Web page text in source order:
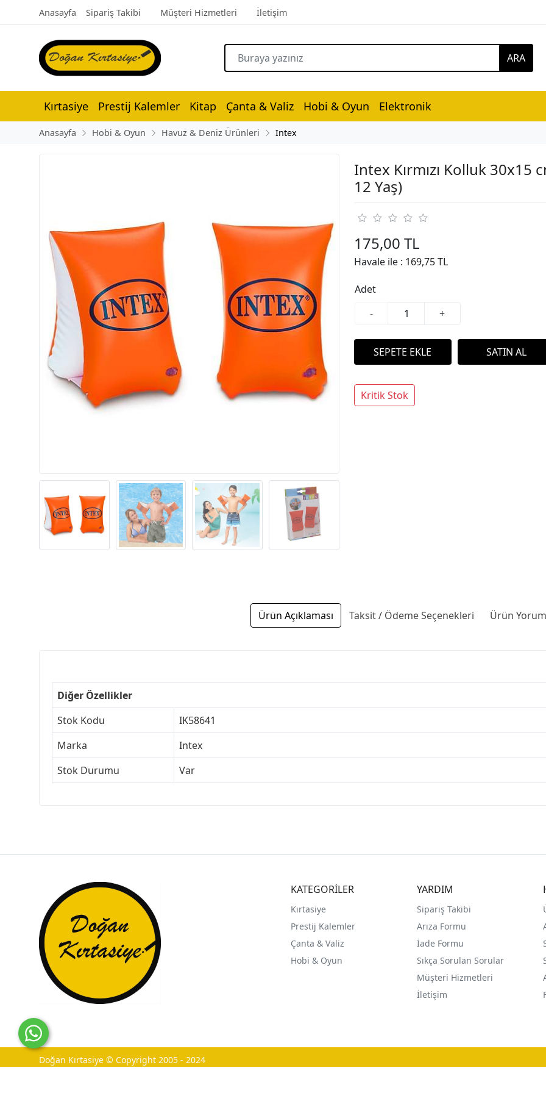
Anasayfa Sipariş Takibi Müşteri Hizmetleri İletişim
ARA
Kırtasiye Prestij Kalemler Kitap Çanta & Valiz Hobi & Oyun Elektronik
Anasayfa Hobi & Oyun Havuz & Deniz Ürünleri Intex
Intex Kırmızı Kolluk 30x15
12 Yaş)
175,00 TL
Havale ile : 169,75 TL
Adet
-
+
Kritik Stok
Ürün Açıklaması Taksit / Ödeme Seçenekleri Ürün
Diğer Özellikler
Stok Kodu
IK58641
Marka
Intex
Stok Durumu
Var
KATEGORİLER
Kırtasiye
Prestij Kalemler
Çanta & Valiz
Hobi & Oyun
YARDIM
Sipariş Takibi
Arıza Formu
İade Formu
Sıkça Sorulan Sorular
Müşteri Hizmetleri
İletişim
Doğan Kırtasiye © Copyright 2005 - 2024